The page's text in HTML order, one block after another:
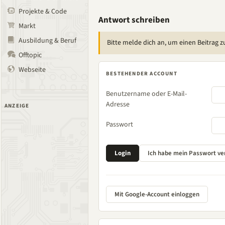
Projekte & Code
Markt
Ausbildung & Beruf
Offtopic
Webseite
ANZEIGE
Antwort schreiben
Bitte melde dich an, um einen Beitrag
BESTEHENDER ACCOUNT
Benutzername oder E-Mail-
Adresse
Passwort
Mit Google-Account einloggen